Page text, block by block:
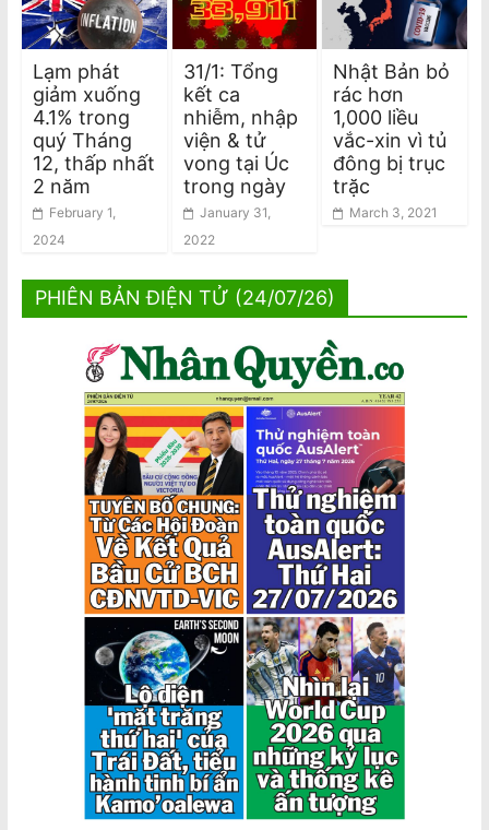
Lạm phát
giảm xuống
4.1% trong
quý Tháng
12, thấp nhất
2 năm
February 1,
2024
31/1: Tổng
kết ca
nhiễm, nhập
viện & tử
vong tại Úc
trong ngày
January 31,
2022
Nhật Bản bỏ
rác hơn
1,000 liều
vắc-xin vì tủ
đông bị trục
trặc
March 3, 2021
PHIÊN BẢN ĐIỆN TỬ (24/07/26)